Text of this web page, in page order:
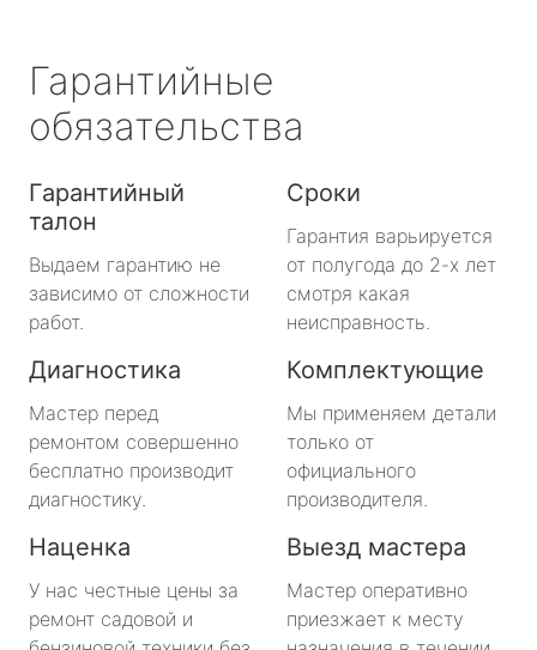
Гарантийные
обязательства
Гарантийный
талон
Выдаем гарантию не
зависимо от сложности
работ.
Сроки
Гарантия варьируется
от полугода до 2-х лет
смотря какая
неисправность.
Диагностика
Мастер перед
ремонтом совершенно
бесплатно производит
диагностику.
Комплектующие
Мы применяем детали
только от
официального
производителя.
Наценка
У нас честные цены за
ремонт садовой и
Выезд мастера
Мастер оперативно
приезжает к месту